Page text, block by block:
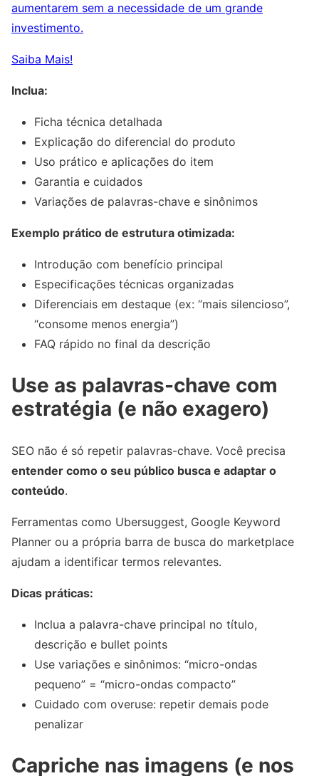
aumentarem sem a necessidade de um grande
investimento.
Saiba Mais!
Inclua:
Ficha técnica detalhada
Explicação do diferencial do produto
Uso prático e aplicações do item
Garantia e cuidados
Variações de palavras-chave e sinônimos
Exemplo prático de estrutura otimizada:
Introdução com benefício principal
Especificações técnicas organizadas
Diferenciais em destaque (ex: “mais silencioso”,
“consome menos energia”)
FAQ rápido no final da descrição
Use as palavras-chave com
estratégia (e não exagero)
SEO não é só repetir palavras-chave. Você precisa
entender como o seu público busca e adaptar o
conteúdo.
Ferramentas como Ubersuggest, Google Keyword
Planner ou a própria barra de busca do marketplace
ajudam a identificar termos relevantes.
Dicas práticas:
Inclua a palavra-chave principal no título,
descrição e bullet points
Use variações e sinônimos: “micro-ondas
pequeno” = “micro-ondas compacto”
Cuidado com overuse: repetir demais pode
penalizar
Capriche nas imagens (e nos